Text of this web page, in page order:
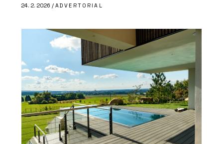
24. 2. 2026 / ADVERTORIAL